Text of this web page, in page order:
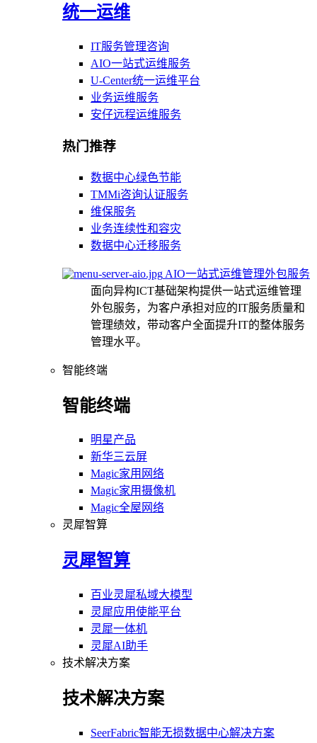
统一运维
IT服务管理咨询
AIO一站式运维服务
U-Center统一运维平台
业务运维服务
安仔远程运维服务
热门推荐
数据中心绿色节能
TMMi咨询认证服务
维保服务
业务连续性和容灾
数据中心迁移服务
AIO一站式运维管理外包服务
面向异构ICT基础架构提供一站式运维管理
外包服务，为客户承担对应的IT服务质量和
管理绩效，带动客户全面提升IT的整体服务
管理水平。
智能终端
智能终端
明星产品
新华三云屏
Magic家用网络
Magic家用摄像机
Magic全屋网络
灵犀智算
灵犀智算
百业灵犀私域大模型
灵犀应用使能平台
灵犀一体机
灵犀AI助手
技术解决方案
技术解决方案
SeerFabric智能无损数据中心解决方案